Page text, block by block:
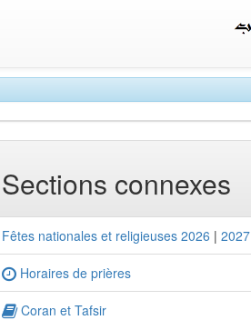
Sections connexes
Fêtes nationales et religieuses 2026 | 2027
Horaires de prières
Coran et Tafsir